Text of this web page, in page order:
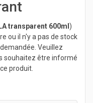
transparent 600ml )
ou il n'y a pas de stock
Veuillez
souhaitez être informé
produit.